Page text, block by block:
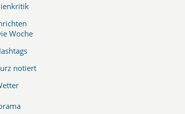
Woche
notiert